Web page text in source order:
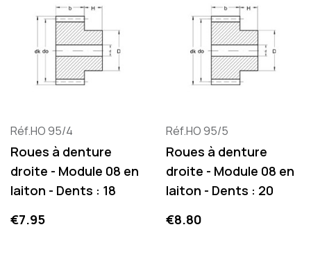
Réf.HO 95/4
Roues à denture
droite - Module 08 en
laiton - Dents : 18
Price
€7.95
Réf.HO 95/5
Roues à denture
droite - Module 08 en
laiton - Dents : 20
Price
€8.80